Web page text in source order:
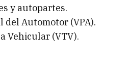
y autopartes.
del Automotor (VPA).
Vehicular (VTV).